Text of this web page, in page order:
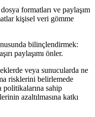
formatları ve paylaşım
kişisel veri gömme
bilinçlendirmek:
paylaşımı önler.
veya sunucularda ne
risklerini belirlemede
politikalarına sahip
azaltılmasına katkı